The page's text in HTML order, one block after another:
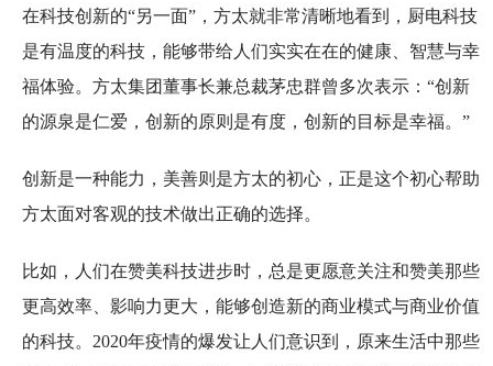
在科技创新的“另一面”，方太就非常清晰地看到，厨电科技
是有温度的科技，能够带给人们实实在在的健康、智慧与幸
福体验。方太集团董事长兼总裁茅忠群曾多次表示：“创新
的源泉是仁爱，创新的原则是有度，创新的目标是幸福。”
创新是一种能力，美善则是方太的初心，正是这个初心帮助
方太面对客观的技术做出正确的选择。
比如，人们在赞美科技进步时，总是更愿意关注和赞美那些
更高效率、影响力更大，能够创造新的商业模式与商业价值
的科技。2020年疫情的爆发让人们意识到，原来生活中那些